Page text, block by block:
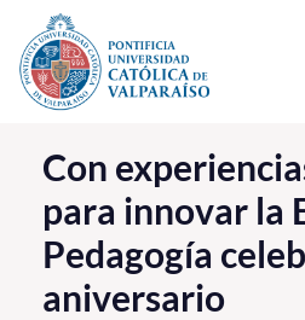
Click acá para ir directamente al
La Universidad
Investigación, Creación e
PUCV Internacional
Vinculación con el Medio
Con
para innovar la
Pedagogía
aniversario